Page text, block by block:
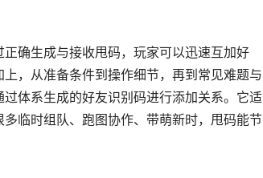
确生成与接收甩码，玩家可以迅速互加好
，从准备条件到操作细节，再到常见难题与
体系生成的好友识别码进行添加关系。它适
临时组队、跑图协作、带萌新时，甩码能节